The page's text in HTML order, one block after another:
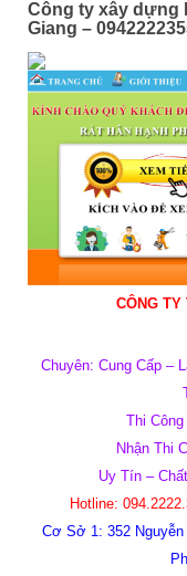
Công ty xây dựng
Giang –
CÔNG TY
Chuyên: Cung Cấp –
Thi
Nhận Thi
Uy Tín –
Hotline:
Cơ Sở 1: 352